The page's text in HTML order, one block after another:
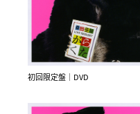
初回限定盤｜DVD